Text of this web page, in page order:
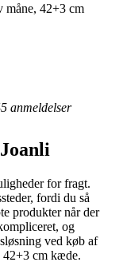
måne, 42+3 cm
anmeldelser
for fragt.
fordi du så
produkter når der
og
ved køb af
42+3 cm kæde.